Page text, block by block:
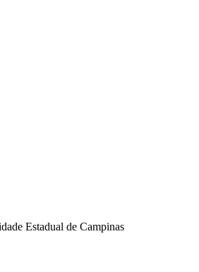
Estadual de Campinas